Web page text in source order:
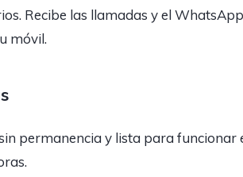
Recibe las llamadas y el
móvil.
permanencia y lista para funcionar